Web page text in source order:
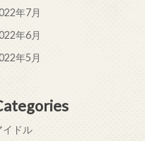
年7月
年6月
年5月
イドル